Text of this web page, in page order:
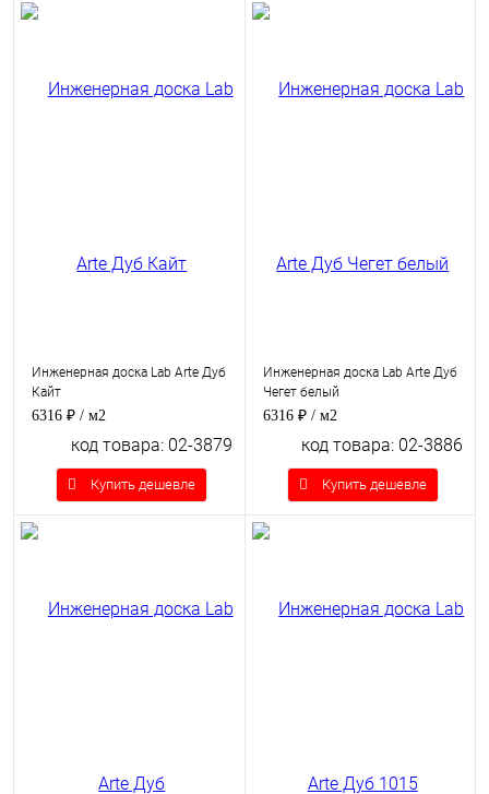
Инженерная доска Lab Arte Дуб
Кайт
6316 ₽ / м2
код товара: 02-3879
Купить дешевле
Инженерная доска Lab Arte Дуб
Чегет белый
6316 ₽ / м2
код товара: 02-3886
Купить дешевле